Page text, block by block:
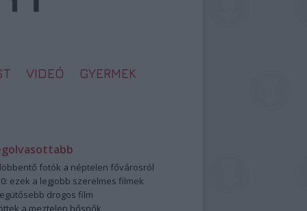
VIDEÓ GYERMEK
fotók a néptelen fővárosról
ezek a legjobb szerelmes filmek
drogos film
a meztelen hősnők